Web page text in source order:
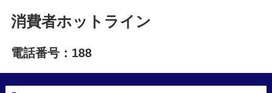
消費者ホットライン
電話番号：188